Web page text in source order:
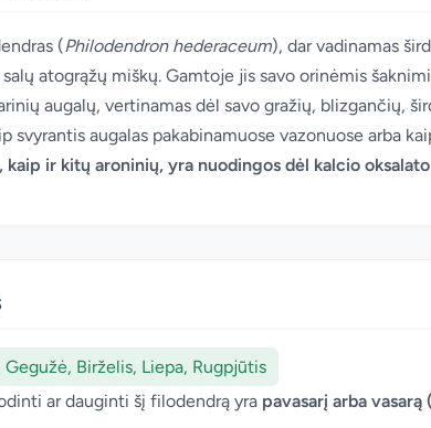
(Philodendron hederaceum), dar vadinamas
atogrąžų miškų. Gamtoje jis savo orinėmis
augalų, vertinamas dėl savo gražių, blizgančių,
svyrantis augalas pakabinamuose vazonuose arba
kaip ir kitų aroninių, yra nuodingos dėl kalcio
Gegužė, Birželis, Liepa, Rugpjūtis
ar dauginti šį filodendrą yra pavasarį arba